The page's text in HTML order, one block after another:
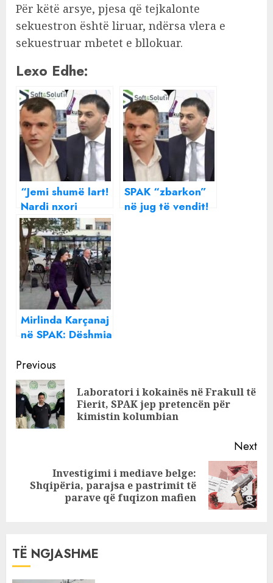
Për këtë arsye, pjesa që tejkalonte
sekuestron është liruar, ndërsa vlera e
sekuestruar mbetet e bllokuar.
Lexo Edhe:
“Jemi shumë lart!
Nardi nxori
sekretin…”/
Zbardhen detajet
nga takimet e
Agasit, Karçanajt
dhe Beqirit.
Biznesmeni
kishte kthyer
zyrën në Big
Brother,
mbledhje
SPAK “zbarkon”
në jug të vendit!
Mirlinda Karçanaj
në SPAK: Dëshmia
dhe implikimi për
tenderat e
AKSHI-t,
dyshohet pjesë e
grupit të Agasit
Continue
Reading
Previous
Laboratori i kokainës në Frakull të
Fierit, SPAK jep pretencën për
kimistin kolumbian
Next
Next
Investigimi i mediave belge:
Shqipëria, parajsa e pastrimit të
parave që fuqizon mafien
TË NGJASHME